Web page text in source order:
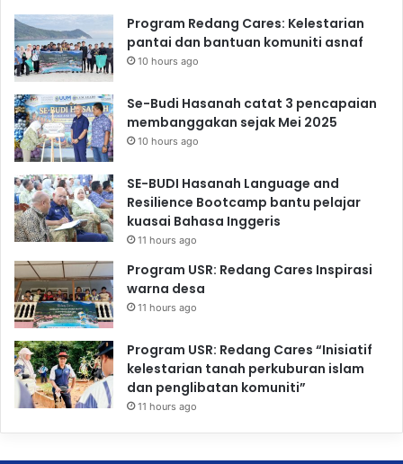
Program Redang Cares: Kelestarian
pantai dan bantuan komuniti asnaf
10 hours ago
Se-Budi Hasanah catat 3 pencapaian
membanggakan sejak Mei 2025
10 hours ago
SE-BUDI Hasanah Language and
Resilience Bootcamp bantu pelajar
kuasai Bahasa Inggeris
11 hours ago
Program USR: Redang Cares Inspirasi
warna desa
11 hours ago
Program USR: Redang Cares “Inisiatif
kelestarian tanah perkuburan islam
dan penglibatan komuniti”
11 hours ago